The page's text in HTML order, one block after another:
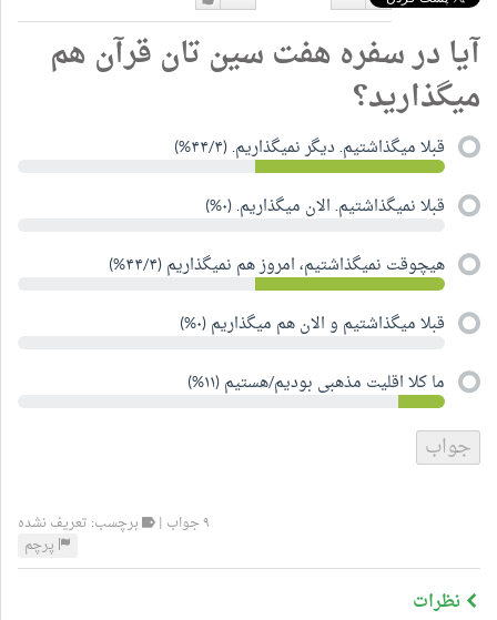
دوست
دارم
دوست
نداشتن
آیا در سفره هفت سین تان قرآن هم
میگذارید؟
قبلا میگذاشتیم. دیگر نمیگذاریم. (۴۴/۴%)
قبلا نمیگذاشتیم. الان میگذاریم. (۰%)
هیچوقت نمیگذاشتیم، امروز هم نمیگذاریم (۴۴/۴%)
قبلا میگذاشتیم و الان هم میگذاریم (۰%)
ما کلا اقلیت مذهبی بودیم/هستیم (۱۱%)
۹ جواب |
برچسب: تعریف نشده
پرچم
نظرات